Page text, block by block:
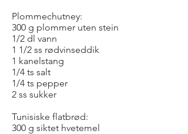
Plommechutney:
300 g plommer uten stein
1/2 dl vann
1 1/2 ss rødvinseddik
1 kanelstang
1/4 ts salt
1/4 ts pepper
2 ss sukker
Tunisiske flatbrød:
300 g siktet hvetemel